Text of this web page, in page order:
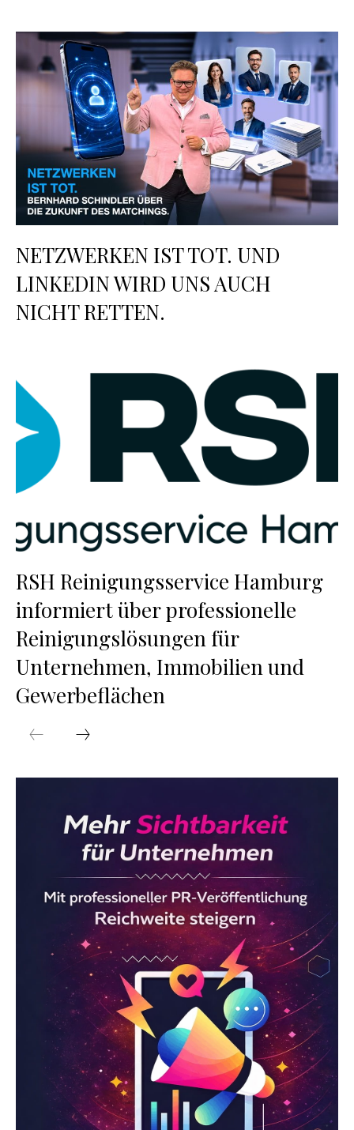
NETZWERKEN IST TOT. UND
LINKEDIN WIRD UNS AUCH
NICHT RETTEN.
RSH Reinigungsservice Hamburg
informiert über professionelle
Reinigungslösungen für
Unternehmen, Immobilien und
Gewerbeflächen